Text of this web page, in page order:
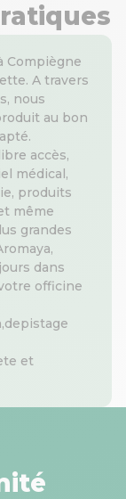
Compiègne
A travers
nous
au bon
accès,
médical,
produits
même
grandes
dans
officine
et